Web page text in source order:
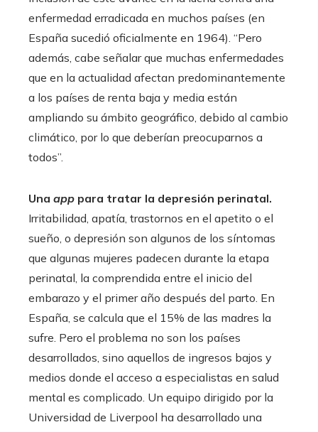
enfermedad erradicada en muchos países (en
España sucedió oficialmente en 1964). “Pero
además, cabe señalar que muchas enfermedades
que en la actualidad afectan predominantemente
a los países de renta baja y media están
ampliando su ámbito geográfico, debido al cambio
climático, por lo que deberían preocuparnos a
todos”.
Una app para tratar la depresión perinatal.
Irritabilidad, apatía, trastornos en el apetito o el
sueño, o depresión son algunos de los síntomas
que algunas mujeres padecen durante la etapa
perinatal, la comprendida entre el inicio del
embarazo y el primer año después del parto. En
España, se calcula que el 15% de las madres la
sufre. Pero el problema no son los países
desarrollados, sino aquellos de ingresos bajos y
medios donde el acceso a especialistas en salud
mental es complicado. Un equipo dirigido por la
Universidad de Liverpool ha desarrollado una